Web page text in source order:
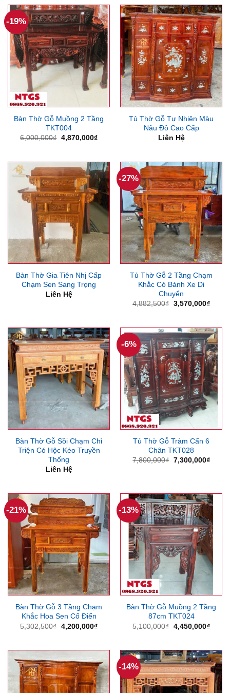
6,150,000₫.
-19%
Bàn Thờ Gỗ Muồng 2 Tầng
TKT004
6,000,000₫ Giá
4,870,000₫Giá
4,870,000₫.
Tủ Thờ Gỗ Tự Nhiên Màu
Nâu Đỏ Cao Cấp
Liên Hệ
Bàn Thờ Gia Tiên Nhị Cấp
Chạm Sen Sang Trọng
Liên Hệ
-27%
Tủ Thờ Gỗ 2 Tầng Chạm
Khắc Có Bánh Xe Di
Chuyển
4,882,500₫ Giá
3,570,000₫Giá
Bàn Thờ Gỗ Sồi Chạm Chỉ
Triện Có Hộc Kéo Truyền
Thống
Liên Hệ
-6%
Tủ Thờ Gỗ Tràm Cẩn 6
Chân TKT028
7,800,000₫ Giá
7,300,000₫Giá
-21%
Bàn Thờ Gỗ 3 Tầng Chạm
Khắc Hoa Sen Cổ Điển
5,302,500₫ Giá
4,200,000₫Giá
4,200,000₫.
-13%
Bàn Thờ Gỗ Muồng 2 Tầng
87cm TKT024
5,100,000₫ Giá
4,450,000₫Giá
-14%